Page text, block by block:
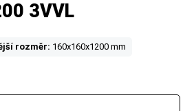
3VVL
rozměr: 160x160x1200 mm